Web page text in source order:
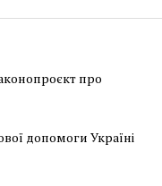
про
допомоги Україні